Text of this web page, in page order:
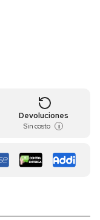
Devoluciones
Sin costo i